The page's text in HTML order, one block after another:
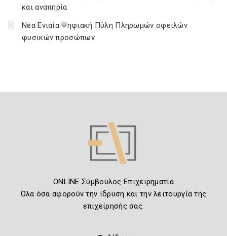
και αναπηρία
Νέα Ενιαία Ψηφιακή Πύλη Πληρωμών οφειλών
φυσικών προσώπων
ONLINE Σύμβουλος Επιχειρηματία
Όλα όσα αφορούν την ίδρυση και την λειτουργία της
επιχείρησής σας.